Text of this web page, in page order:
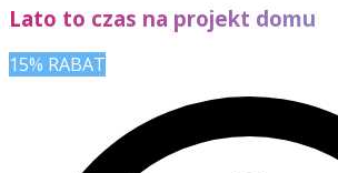
Lato to czas na projekt domu
15% RABAT